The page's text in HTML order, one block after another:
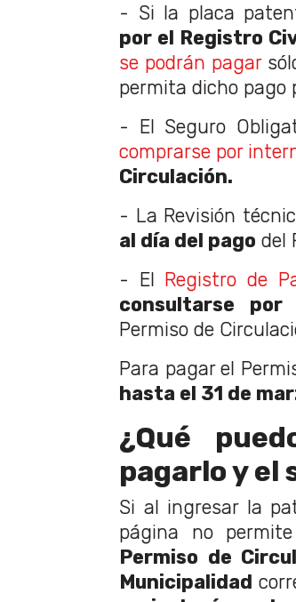
- Si la placa
por el Registro
se podrán pagar
permita dicho pago
- El Seguro
comprarse por
Circulación.
- La Revisión
al día del pago del
- El Registro de
consultarse por
Permiso de
Para pagar el
hasta el 31 de
¿Qué
pagarlo y el
Si al ingresar la
página no
Permiso de
Municipalidad